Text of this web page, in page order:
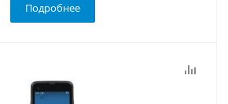
Подробнее